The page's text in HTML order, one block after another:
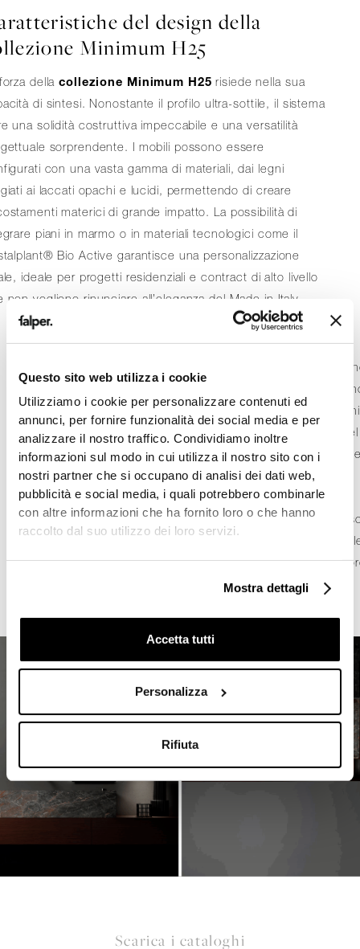
Questo sito web utilizza i cookie
Utilizziamo i cookie per personalizzare contenuti ed
annunci, per fornire funzionalità dei social media e per
analizzare il nostro traffico. Condividiamo inoltre
informazioni sul modo in cui utilizza il nostro sito con i
nostri partner che si occupano di analisi dei dati web,
pubblicità e social media, i quali potrebbero combinarle
con altre informazioni che ha fornito loro o che hanno
raccolto dal suo utilizzo dei loro servizi.
Mostra dettagli
Accetta tutti
Personalizza
Rifiuta
del design della
Minimum H25
dellacollezione Minimum H25 risiede nella sua
di sintesi. Nonostante il profilo ultra-sottile, il sistema
una solidità costruttiva impeccabile e una versatilità
sorprendente. I mobili possono essere
con una vasta gamma di materiali, dai legni
ai laccati opachi e lucidi, permettendo di creare
materici di grande impatto. La possibilità di
piani in marmo o in materiali tecnologici come il
Bio Active garantisce una personalizzazione
ideale per progetti residenziali e contract di alto livello
non vogliono rinunciare all’eleganza del Made in Italy.
compromette l’ergonomia. Ogni cassetto e ogni vano
pensati per ottimizzare lo spazio interno, offrendo soluzioni
contenitive intelligenti nonostante le dimensioni ridotte del
mobile. Questa serie si rivolge a un pubblico
che ama lo stile contemporaneo e la filosofia della
“sottrazione”. Grazie alla collaborazione con designer
d’autore, Falper è riuscita a trasformare un elemento
quotidiano in un oggetto scultoreo, capace di resistere
mode passeggere e di mantenere inalterato il proprio
Scarica i cataloghi